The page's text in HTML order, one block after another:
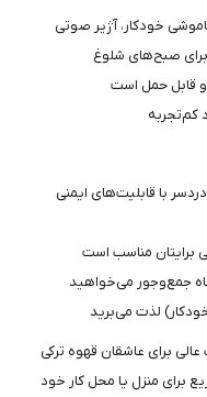
خودکار، آژیر صوتی
قابل حمل است
کم‌تجربه
با قابلیت‌های ایمنی
جمع‌وجور می‌خواهید
خودکار) لذت می‌برید
برای عاشقان قهوه ترکی
برای منزل یا محل کار خود